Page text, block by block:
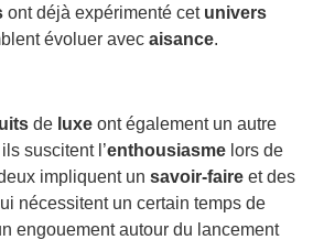
ont déjà expérimenté cet univers
évoluer avec aisance.
de luxe ont également un autre
suscitent l’enthousiasme lors de
impliquent un savoir-faire et des
nécessitent un certain temps de
engouement autour du lancement